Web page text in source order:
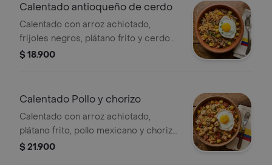
Calentado antioqueño de cerdo
Calentado con arroz achiotado,
frijoles negros, plátano frito y cerdo
desmechado en salsa BBQ,
$ 18.900
Calentado Pollo y chorizo
Calentado con arroz achiotado,
plátano frito, pollo mexicano y chorizo,
acompañado de huevo.
$ 21.900